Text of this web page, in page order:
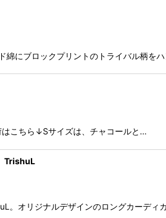
綿にブロックプリントのトライバル柄を
こちら↓Sサイズは、チャコールと…
TrishuL
。オリジナルデザインのロングカーディ